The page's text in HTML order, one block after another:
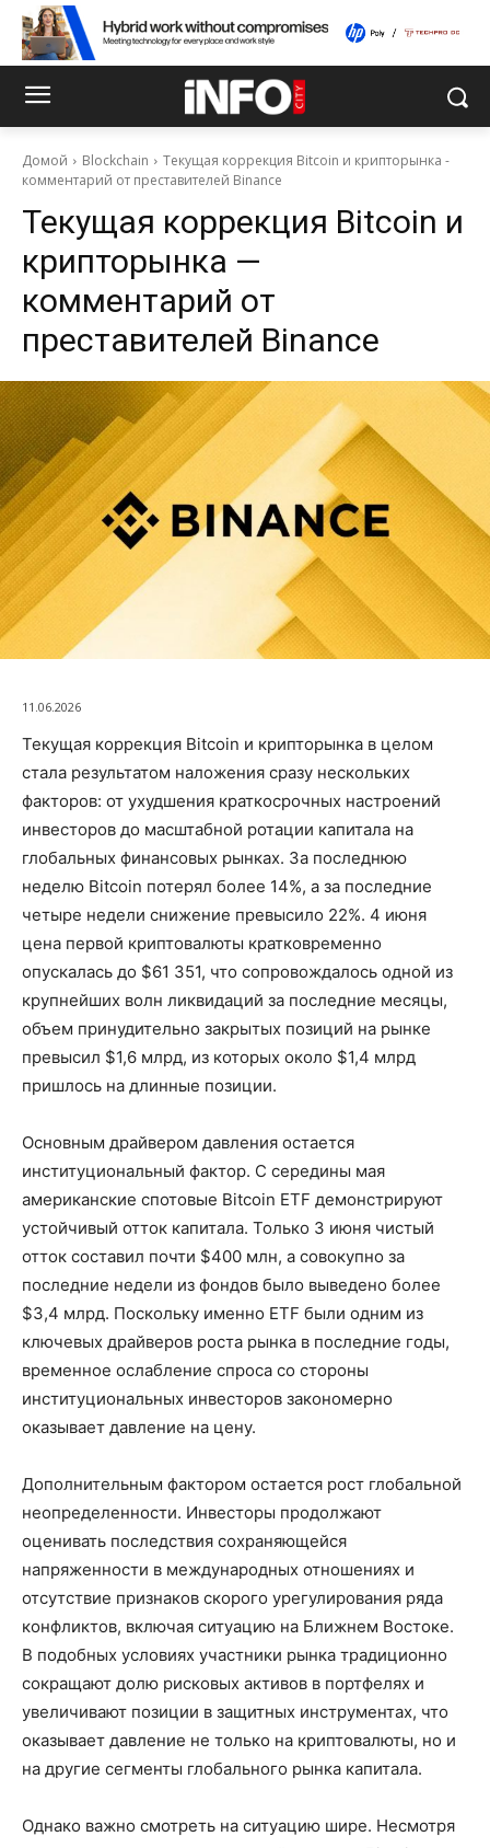
Домой Blockchain
Текущая коррекция Bitcoin и крипторынка -
комментарий от преставителей Binance
Текущая коррекция Bitcoin и
крипторынка —
комментарий от
преставителей Binance
11.06.2026
Текущая коррекция Bitcoin и крипторынка в целом
стала результатом наложения сразу нескольких
факторов: от ухудшения краткосрочных настроений
инвесторов до масштабной ротации капитала на
глобальных финансовых рынках. За последнюю
неделю Bitcoin потерял более 14%, а за последние
четыре недели снижение превысило 22%. 4 июня
цена первой криптовалюты кратковременно
опускалась до $61 351, что сопровождалось одной из
крупнейших волн ликвидаций за последние месяцы,
объем принудительно закрытых позиций на рынке
превысил $1,6 млрд, из которых около $1,4 млрд
пришлось на длинные позиции.
Основным драйвером давления остается
институциональный фактор. С середины мая
американские спотовые Bitcoin ETF демонстрируют
устойчивый отток капитала. Только 3 июня чистый
отток составил почти $400 млн, а совокупно за
последние недели из фондов было выведено более
$3,4 млрд. Поскольку именно ETF были одним из
ключевых драйверов роста рынка в последние годы,
временное ослабление спроса со стороны
институциональных инвесторов закономерно
оказывает давление на цену.
Дополнительным фактором остается рост глобальной
неопределенности. Инвесторы продолжают
оценивать последствия сохраняющейся
напряженности в международных отношениях и
отсутствие признаков скорого урегулирования ряда
конфликтов, включая ситуацию на Ближнем Востоке.
В подобных условиях участники рынка традиционно
сокращают долю рисковых активов в портфелях и
увеличивают позиции в защитных инструментах, что
оказывает давление не только на криптовалюты, но и
на другие сегменты глобального рынка капитала.
Однако важно смотреть на ситуацию шире. Несмотря